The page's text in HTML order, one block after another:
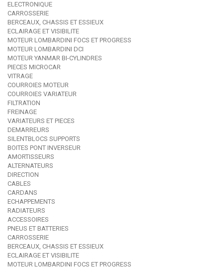
ELECTRONIQUE
CARROSSERIE
BERCEAUX, CHASSIS ET ESSIEUX
ECLAIRAGE ET VISIBILITE
MOTEUR LOMBARDINI FOCS ET PROGRESS
MOTEUR LOMBARDINI DCI
MOTEUR YANMAR BI-CYLINDRES
PIECES MICROCAR
VITRAGE
COURROIES MOTEUR
COURROIES VARIATEUR
FILTRATION
FREINAGE
VARIATEURS ET PIECES
DEMARREURS
SILENTBLOCS SUPPORTS
BOITES PONT INVERSEUR
AMORTISSEURS
ALTERNATEURS
DIRECTION
CABLES
CARDANS
ECHAPPEMENTS
RADIATEURS
ACCESSOIRES
PNEUS ET BATTERIES
CARROSSERIE
BERCEAUX, CHASSIS ET ESSIEUX
ECLAIRAGE ET VISIBILITE
MOTEUR LOMBARDINI FOCS ET PROGRESS